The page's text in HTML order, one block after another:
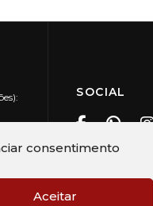
consentimento
Aceitar
SOCIAL